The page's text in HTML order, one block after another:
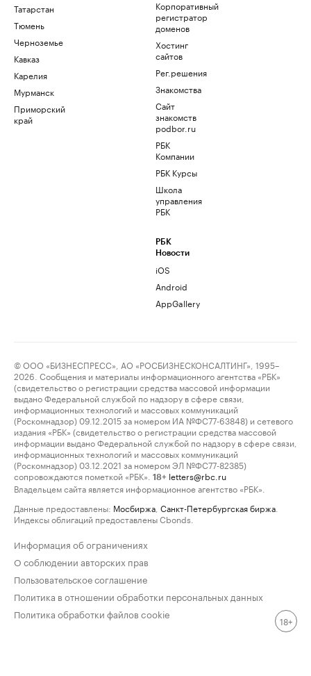
Татарстан
Тюмень
Черноземье
Кавказ
Карелия
Мурманск
Приморский
край
Корпоративный
регистратор
доменов
Хостинг
сайтов
Рег.решения
Знакомства
Сайт
знакомств
podbor.ru
РБК
Компании
РБК Курсы
Школа
управления
РБК
РБК
Новости
iOS
Android
AppGallery
© ООО «БИЗНЕСПРЕСС», АО «РОСБИЗНЕСКОНСАЛТИНГ», 1995–
2026. Сообщения и материалы информационного агентства «РБК»
(свидетельство о регистрации средства массовой информации
выдано Федеральной службой по надзору в сфере связи,
информационных технологий и массовых коммуникаций
(Роскомнадзор) 09.12.2015 за номером ИА №ФС77-63848) и сетевого
издания «РБК» (свидетельство о регистрации средства массовой
информации выдано Федеральной службой по надзору в сфере связи,
информационных технологий и массовых коммуникаций
(Роскомнадзор) 03.12.2021 за номером ЭЛ №ФС77-82385)
сопровождаются пометкой «РБК».
18+ letters@rbc.ru
Владельцем сайта является информационное агентство «РБК».
Данные предоставлены: Мосбиржа Санкт-Петербургская биржа
Индексы облигаций предоставлены Cbonds.
Информация об ограничениях
О соблюдении авторских прав
Пользовательское соглашение
Политика в отношении обработки персональных данных
Политика обработки файлов cookie
18+